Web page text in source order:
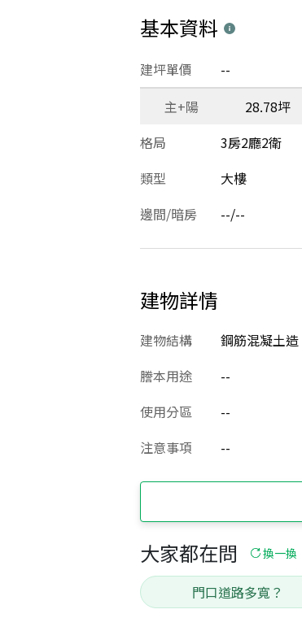
基本資料
建坪單價 --
主+陽
28.78坪
格局
3房2廳2衛
類型
大樓
邊間/暗房
--/--
建物詳情
建物結構 鋼筋混凝土造
謄本用途
--
使用分區
--
注意事項
--
大家都在問 換一換
門口道路多寬？